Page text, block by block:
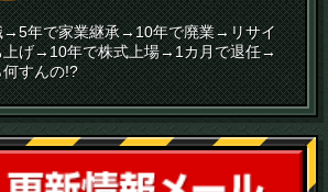
→5年で家業継承→10年で廃業→リサイ
上げ→10年で株式上場→1カ月で退任→
すんの!?